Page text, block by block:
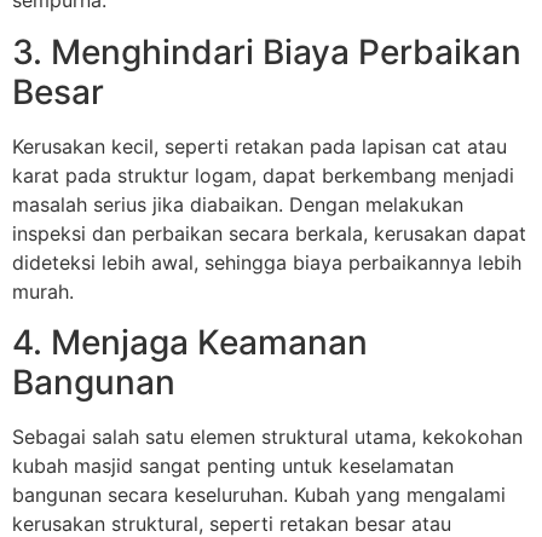
3. Menghindari Biaya Perbaikan
Besar
Kerusakan kecil, seperti retakan pada lapisan cat atau
karat pada struktur logam, dapat berkembang menjadi
masalah serius jika diabaikan. Dengan melakukan
inspeksi dan perbaikan secara berkala, kerusakan dapat
dideteksi lebih awal, sehingga biaya perbaikannya lebih
murah.
4. Menjaga Keamanan
Bangunan
Sebagai salah satu elemen struktural utama, kekokohan
kubah masjid sangat penting untuk keselamatan
bangunan secara keseluruhan. Kubah yang mengalami
kerusakan struktural, seperti retakan besar atau